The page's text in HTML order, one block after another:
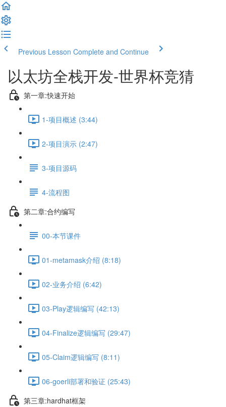
Previous Lesson Complete and Continue
以太坊全栈开发-世界杯竞猜
第一章:快速开始
1-项目概述 (3:44)
2-项目演示 (2:47)
3-项目源码
4-流程图
第二章:合约编写
00-本节课件
01-metamask介绍 (8:18)
02-业务介绍 (6:42)
03-Play逻辑编写 (42:13)
04-Finalize逻辑编写 (29:47)
05-Claim逻辑编写 (8:11)
06-goerli部署和验证 (25:43)
第三章:hardhat框架